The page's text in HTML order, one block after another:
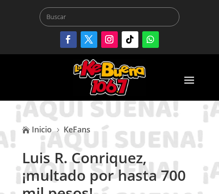
 Inicio 5 KeFans
Luis R. Conriquez,
¡multado por hasta 700